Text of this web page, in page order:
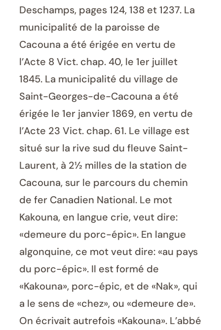
Deschamps, pages 124, 138 et 1237. La
municipalité de la paroisse de
Cacouna a été érigée en vertu de
l’Acte 8 Vict. chap. 40, le 1er juillet
1845. La municipalité du village de
Saint-Georges-de-Cacouna a été
érigée le 1er janvier 1869, en vertu de
l’Acte 23 Vict. chap. 61. Le village est
situé sur la rive sud du fleuve Saint-
Laurent, à 2½ milles de la station de
Cacouna, sur le parcours du chemin
de fer Canadien National. Le mot
Kakouna, en langue crie, veut dire:
«demeure du porc-épic». En langue
algonquine, ce mot veut dire: «au pays
du porc-épic». Il est formé de
«Kakouna», porc-épic, et de «Nak», qui
a le sens de «chez», ou «demeure de».
On écrivait autrefois «Kakouna». L’abbé